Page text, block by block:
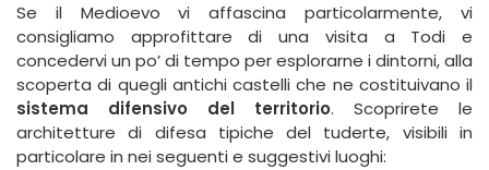
Se il Medioevo vi affascina particolarmente, vi
consigliamo approfittare di una visita a Todi e
concedervi un po’ di tempo per esplorarne i dintorni, alla
scoperta di quegli antichi castelli che ne costituivano il
sistema difensivo del territorio. Scoprirete le
architetture di difesa tipiche del tuderte, visibili in
particolare in nei seguenti e suggestivi luoghi: